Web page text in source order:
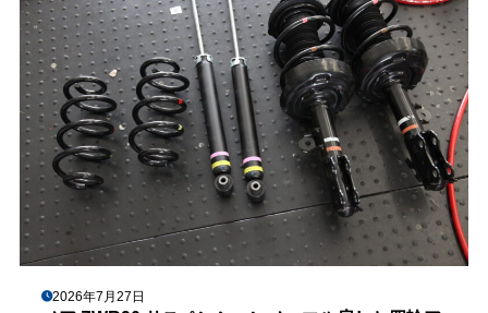
2026年7月27日